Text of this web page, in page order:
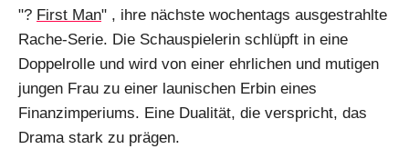
"? First Man" , ihre nächste wochentags ausgestrahlte
Rache-Serie. Die Schauspielerin schlüpft in eine
Doppelrolle und wird von einer ehrlichen und mutigen
jungen Frau zu einer launischen Erbin eines
Finanzimperiums. Eine Dualität, die verspricht, das
Drama stark zu prägen.